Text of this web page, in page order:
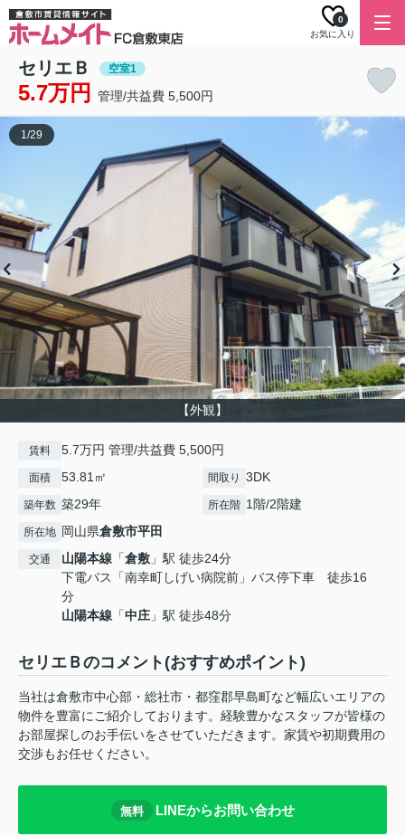
お気に入り
0
セリエＢ 空室1
5.7万円 管理/共益費 5,500円
【外観】
1/29
賃料 5.7万円 管理/共益費 5,500円
面積 53.81㎡ 間取り 3DK
築年数 築29年 所在階 1階/2階建
所在地 岡山県倉敷市平田
交通 山陽本線 「倉敷 」駅 徒歩24分
下電バス「南幸町しげい病院前」バス停下車 徒歩16
分
山陽本線 「中庄 」駅 徒歩48分
セリエＢのコメント(おすすめポイント)
当社は倉敷市中心部・総社市・都窪郡早島町など幅広いエリアの
物件を豊富にご紹介しております。経験豊かなスタッフが皆様の
お部屋探しのお手伝いをさせていただきます。家賃や初期費用の
交渉もお任せください。
無料 LINEからお問い合わせ